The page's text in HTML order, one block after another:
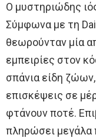
Ο μυστηριώδης
Σύμφωνα με τη
θεωρούνταν μία
εμπειρίες στον
σπάνια είδη
επισκέψεις σε
φτάνουν ποτέ.
πληρώσει μεγάλα